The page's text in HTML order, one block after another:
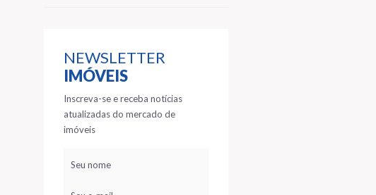
NEWSLETTER
IMÓVEIS
Inscreva-se e receba notícias
atualizadas do mercado de
imóveis